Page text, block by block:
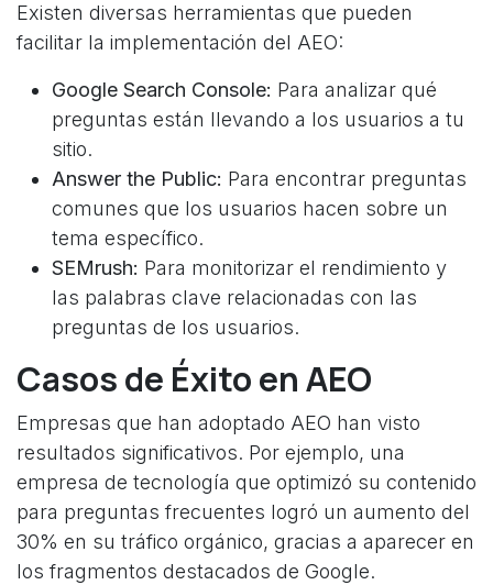
Existen diversas herramientas que pueden
facilitar la implementación del AEO:
Google Search Console: Para analizar qué
preguntas están llevando a los usuarios a tu
sitio.
Answer the Public: Para encontrar preguntas
comunes que los usuarios hacen sobre un
tema específico.
SEMrush: Para monitorizar el rendimiento y
las palabras clave relacionadas con las
preguntas de los usuarios.
Casos de Éxito en AEO
Empresas que han adoptado AEO han visto
resultados significativos. Por ejemplo, una
empresa de tecnología que optimizó su contenido
para preguntas frecuentes logró un aumento del
30% en su tráfico orgánico, gracias a aparecer en
los fragmentos destacados de Google.